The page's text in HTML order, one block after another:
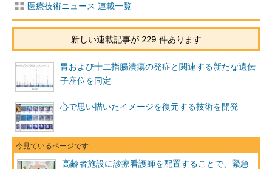
医療技術ニュース 連載一覧
新しい連載記事が 229 件あります
胃および十二指腸潰瘍の発症と関連する新たな遺伝
子座位を同定
心で思い描いたイメージを復元する技術を開発
高齢者施設に診療看護師を配置することで、緊急